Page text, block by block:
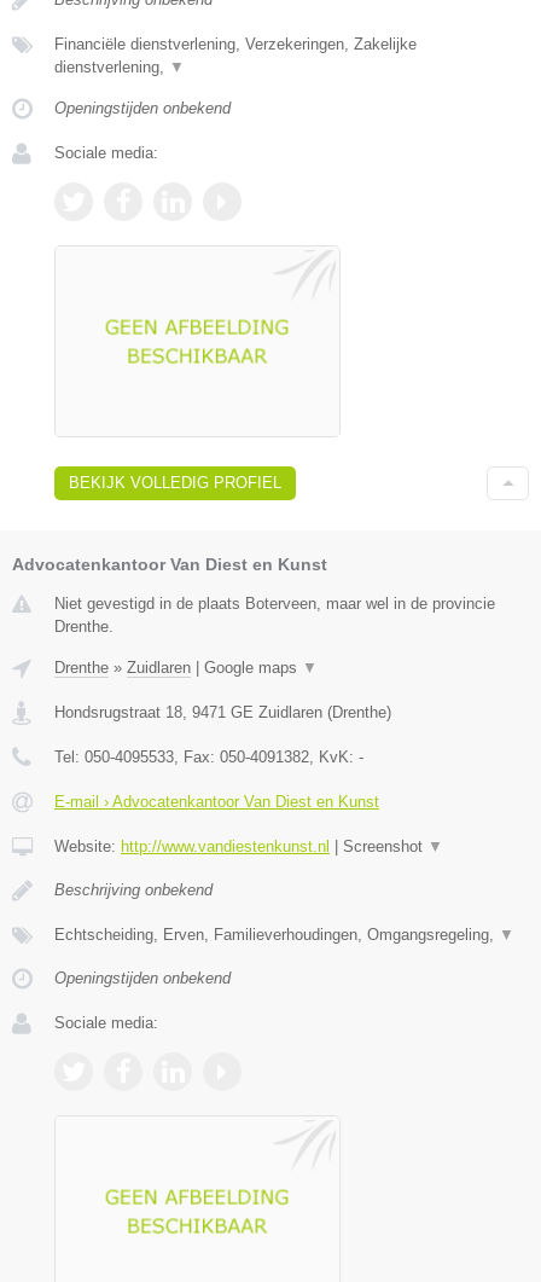
Financiële dienstverlening, Verzekeringen, Zakelijke
dienstverlening, ▼
Openingstijden onbekend
Sociale media:
BEKIJK VOLLEDIG PROFIEL
Advocatenkantoor Van Diest en Kunst
Niet gevestigd in de plaats Boterveen, maar wel in de provincie
Drenthe.
Drenthe » Zuidlaren Google maps ▼
Hondsrugstraat 18, 9471 GE Zuidlaren (Drenthe)
Tel: 050-4095533, Fax: 050-4091382, KvK: -
E-mail › Advocatenkantoor Van Diest en Kunst
Website: http://www.vandiestenkunst.nl Screenshot ▼
Beschrijving onbekend
Echtscheiding, Erven, Familieverhoudingen, Omgangsregeling, ▼
Openingstijden onbekend
Sociale media: